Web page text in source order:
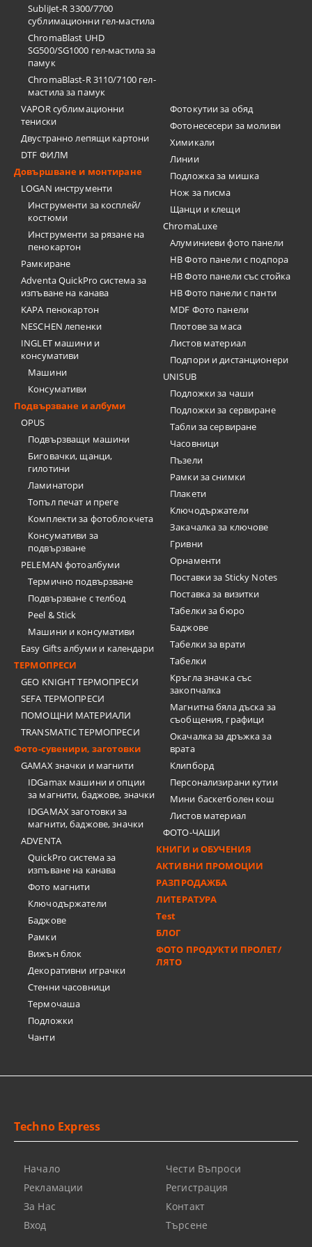
SubliJet-R 3300/7700
сублимационни гел-мастила
ChromaBlast UHD
SG500/SG1000 гел-мастила за
памук
ChromaBlast-R 3110/7100 гел-
мастила за памук
VAPOR сублимационни
тениски
Двустранно лепящи картони
DTF ФИЛМ
Довършване и монтиране
LOGAN инструменти
Инструменти за косплей/
костюми
Инструменти за рязане на
пенокартон
Рамкиране
Adventa QuickPro система за
изпъване на канава
KAPA пенокартон
NESCHEN лепенки
INGLET машини и
консумативи
Машини
Консумативи
Подвързване и албуми
OPUS
Подвързващи машини
Биговачки, щанци,
гилотини
Ламинатори
Топъл печат и преге
Комплекти за фотоблокчета
Консумативи за
подвързване
PELEMAN фотоалбуми
Термично подвързване
Подвързване с телбод
Peel & Stick
Машини и консумативи
Easy Gifts албуми и календари
ТЕРМОПРЕСИ
GEO KNIGHT ТЕРМОПРЕСИ
SEFA ТЕРМОПРЕСИ
ПОМОЩНИ МАТЕРИАЛИ
TRANSMATIC ТЕРМОПРЕСИ
Фото-сувенири, заготовки
GAMAX значки и магнити
IDGamax машини и опции
за магнити, баджове, значки
IDGAMAX заготовки за
магнити, баджове, значки
ADVENTA
QuickPro система за
изпъване на канава
Фото магнити
Ключодържатели
Баджове
Рамки
Вижън блок
Декоративни играчки
Стенни часовници
Термочашa
Подложки
Чанти
Фотокутии за обяд
Фотонесесери за моливи
Химикали
Линии
Подложка за мишка
Нож за писма
Щанци и клещи
ChromaLuxe
Алуминиеви фото панели
HB Фото панели с подпора
HB Фото панели със стойка
HB Фото панели с панти
MDF Фото панели
Плотове за маса
Листов материал
Подпори и дистанционери
UNISUB
Подложки за чаши
Подложки за сервиране
Табли за сервиране
Часовници
Пъзели
Рамки за снимки
Плакети
Ключодържатели
Закачалка за ключове
Гривни
Орнаменти
Поставки за Sticky Notes
Поставка за визитки
Tабелки за бюро
Баджове
Табелки за врати
Табелки
Кръгла значка със
закопчалка
Магнитна бяла дъска за
съобщения, графици
Окачалка за дръжка за
врата
Клипборд
Персонализирани кутии
Мини баскетболен кош
Листов материал
ФОТО-ЧАШИ
КНИГИ и ОБУЧЕНИЯ
АКТИВНИ ПРОМОЦИИ
РАЗПРОДАЖБА
ЛИТЕРАТУРА
Test
БЛОГ
ФОТО ПРОДУКТИ ПРОЛЕТ/
ЛЯТО
Techno Express
Начало
Рекламации
За Нас
Вход
Чести Въпроси
Регистрация
Контакт
Търсене